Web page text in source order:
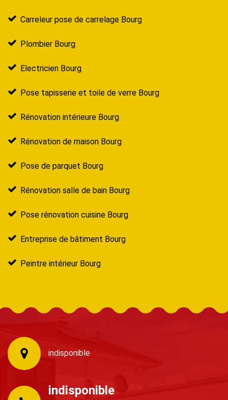
Carreleur pose de carrelage Bourg
Plombier Bourg
Electricien Bourg
Pose tapisserie et toile de verre Bourg
Rénovation intérieure Bourg
Rénovation de maison Bourg
Pose de parquet Bourg
Rénovation salle de bain Bourg
Pose rénovation cuisine Bourg
Entreprise de bâtiment Bourg
Peintre intérieur Bourg
indisponible
indisponible